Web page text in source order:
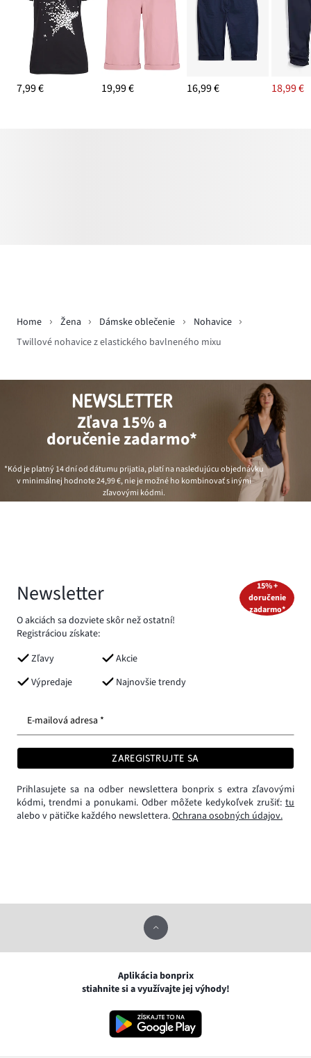
7,99 € 19,99 € 16,99 € 18,99 €
Home Žena Dámske oblečenie
Nohavice
Twillové nohavice z elastického bavlneného mixu
NEWSLETTER
Zľava 15% a
doručenie zadarmo*
*Kód je platný 14 dní od dátumu prijatia, platí na nasledujúcu objednávku
v minimálnej hodnote24,99 €, nie je možné ho kombinovať s inými
zľavovými kódmi.
Newsletter
O akciách sa dozviete skôr než ostatní!
Registráciou získate:
Zľavy
Akcie
Výpredaje
Najnovšie trendy
15% +
doručenie
zadarmo*
E-mailová adresa *
ZAREGISTRUJTE SA
Prihlasujete sa na odber newslettera bonprix s extra zľavovými
kódmi, trendmi a ponukami. Odber môžete kedykoľvek zrušiť: tu
alebo v pätičke každého newslettera.Ochrana osobných údajov.
Aplikácia bonprix
stiahnite si a využívajte jej výhody!